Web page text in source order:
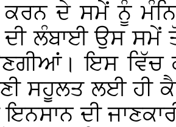
ਕਰਨ ਦੇ ਸਮੇਂ ਨੂੰ
ਦੀ ਲੰਬਾਈ ਉਸ ਸਮੇਂ
ਇਸ ਵਿੱਚ
ਸਹੂਲਤ ਲਈ ਹੀ
ਦੀ